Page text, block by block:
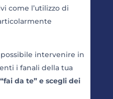
come l’utilizzo di
intervenire in
i fanali della tua
da te” e scegli dei